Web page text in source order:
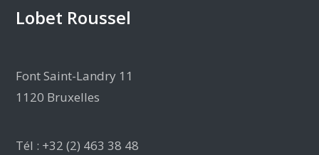
Lobet Roussel
Font Saint-Landry 11
1120 Bruxelles
Tél : +32 (2) 463 38 48